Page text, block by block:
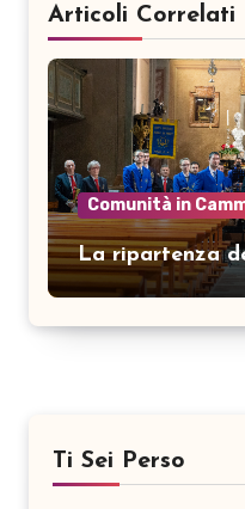
Articoli Correlati
Comunità in
La ripartenza
Ti Sei Perso